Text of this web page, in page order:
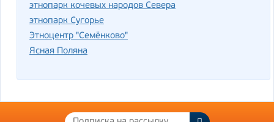
этнопарк кочевых народов Севера
этнопарк Сугорье
Этноцентр "Семёнково"
Ясная Поляна